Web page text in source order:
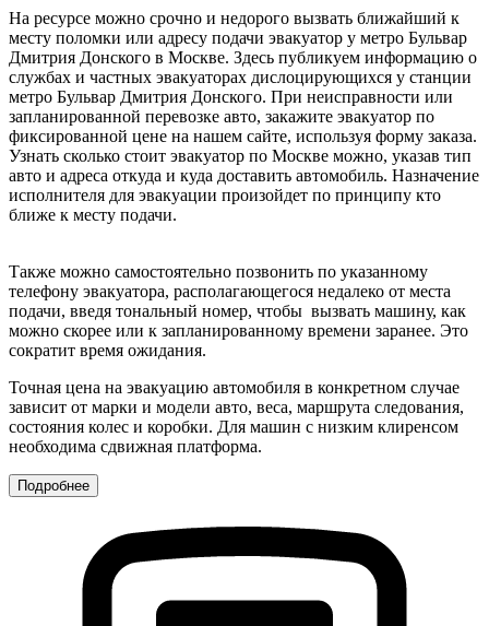
На ресурсе можно срочно и недорого вызвать ближайший к
месту поломки или адресу подачи эвакуатор у метро Бульвар
Дмитрия Донского в Москве. Здесь публикуем информацию о
службах и частных эвакуаторах дислоцирующихся у станции
метро Бульвар Дмитрия Донского. При неисправности или
запланированной перевозке авто, закажите эвакуатор по
фиксированной цене на нашем сайте, используя форму заказа.
Узнать сколько стоит эвакуатор по Москве можно, указав тип
авто и адреса откуда и куда доставить автомобиль. Назначение
исполнителя для эвакуации произойдет по принципу кто
ближе к месту подачи.
Также можно самостоятельно позвонить по указанному
телефону эвакуатора, располагающегося недалеко от места
подачи, введя тональный номер, чтобы вызвать машину, как
можно скорее или к запланированному времени заранее. Это
сократит время ожидания.
Точная цена на эвакуацию автомобиля в конкретном случае
зависит от марки и модели авто, веса, маршрута следования,
состояния колес и коробки. Для машин с низким клиренсом
необходима сдвижная платформа.
Подробнее